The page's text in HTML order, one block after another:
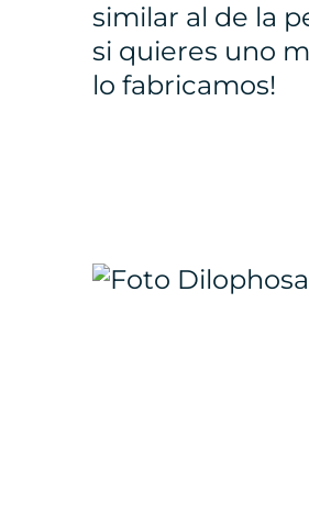
similar al de la
si quieres uno
lo fabricamos!